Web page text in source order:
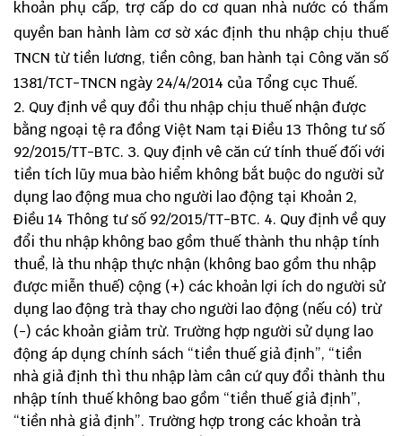
khoản phụ cấp, trợ cấp do cơ quan nhà nước có thẩm
quyền ban hành làm cơ sờ xác định thu nhập chịu thuế
TNCN từ tiền lương, tiền công, ban hành tại Công văn số
1381/TCT-TNCN ngày 24/4/2014 của Tổng cục Thuế.
2. Quy định về quy đổi thu nhập chịu thuế nhận được
bằng ngoại tệ ra đồng Việt Nam tại Điều 13 Thông tư số
92/2015/TT-BTC. 3. Quy định vê căn cứ tính thuế đối với
tiền tích lũy mua bào hiểm không bắt buộc do người sử
dụng lao động mua cho người lao động tại Khoản 2,
Điều 14 Thông tư số 92/2015/TT-BTC. 4. Quy định về quy
đổi thu nhập không bao gồm thuế thành thu nhập tính
thuể, là thu nhập thực nhận (không bao gồm thu nhập
được miễn thuế) cộng (+) các khoản lợi ích do người sử
dụng lao động trà thay cho người lao động (nếu có) trừ
(-) các khoản giảm trừ. Trường hợp người sử dụng lao
động áp dụng chính sách “tiền thuế giả định”, “tiền
nhà giả định thì thu nhập làm cân cứ quy đổi thành thu
nhập tính thuế không bao gồm “tiền thuế giả định”,
“tiền nhà giả định”. Trường hợp trong các khoản trà